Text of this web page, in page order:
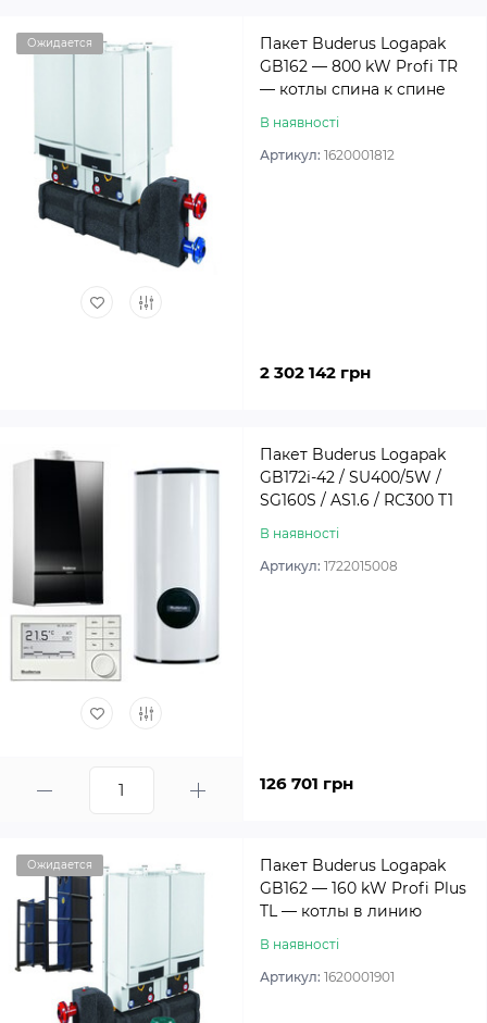
Ожидается
Пакет Buderus Logapak
GB162 — 800 kW Profi TR
— котлы спина к спине
В наявності
Артикул: 1620001812
2 302 142 грн
Пакет Buderus Logapak
GB172i-42 / SU400/5W /
SG160S / AS1.6 / RC300 T1
В наявності
Артикул: 1722015008
126 701 грн
Ожидается
Пакет Buderus Logapak
GB162 — 160 kW Profi Plus
TL — котлы в линию
В наявності
Артикул: 1620001901